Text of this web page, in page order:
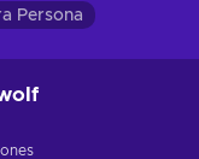
Persona